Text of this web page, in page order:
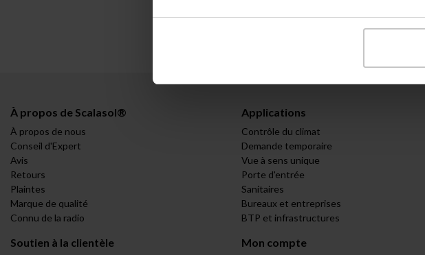
À propos de Scalasol®
À propos de nous
Conseil d'Expert
Avis
Retours
Plaintes
Marque de qualité
Connu de la radio
Applications
Contrôle du climat
Demande temporaire
Vue à sens unique
Porte d'entrée
Sanitaires
Bureaux et entreprises
BTP et infrastructures
Soutien à la clientèle Mon compte